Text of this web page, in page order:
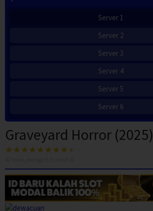
Server 1
Server 2
Server 3
Server 4
Server 5
Server 6
Graveyard Horror (2025)